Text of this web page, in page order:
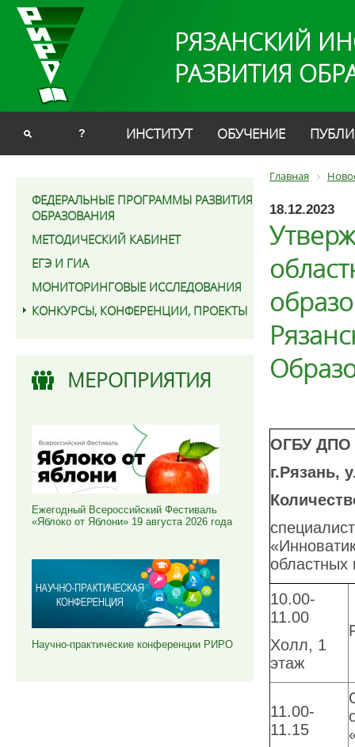
РЯЗАНСКИЙ
РАЗВИТИЯ
? ИНСТИТУТ ОБУЧЕНИЕ
ФЕДЕРАЛЬНЫЕ ПРОГРАММЫ РАЗВИТИЯ
ОБРАЗОВАНИЯ
МЕТОДИЧЕСКИЙ КАБИНЕТ
ЕГЭ И ГИА
МОНИТОРИНГОВЫЕ ИССЛЕДОВАНИЯ
КОНКУРСЫ, КОНФЕРЕНЦИИ, ПРОЕКТЫ
МЕРОПРИЯТИЯ
Ежегодный Всероссийский Фестиваль
«Яблоко от Яблони» 19 августа 2026 года
Научно-практические конференции РИРО
Главная
18.12.2023
ОГБУ ДПО
г.Рязань,
областных
10.00-
11.00
Холл, 1
этаж
11.00-
11.15